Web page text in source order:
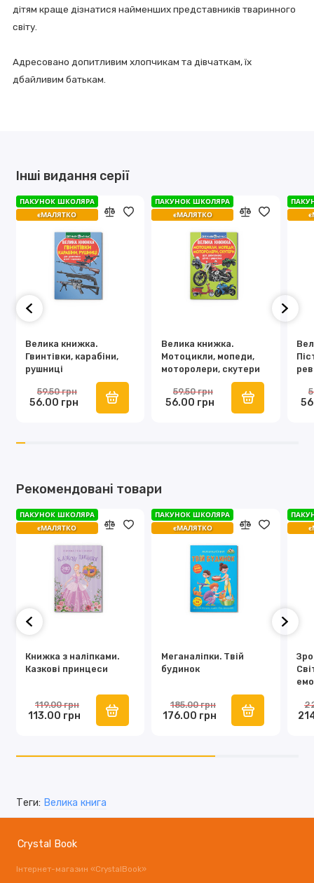
дітям краще дізнатися найменших представників тваринного
світу.
Адресовано допитливим хлопчикам та дівчаткам, їх
дбайливим батькам.
Інші видання серії
Велика книжка.
Гвинтівки, карабіни,
рушниці
ПАКУНОК ШКОЛЯРА
єМАЛЯТКО
ПАКУНОК ШКОЛЯРА
єМАЛЯТКО
56.00 грн
59.50 грн
Велика книжка.
Мотоцикли, мопеди,
моторолери, скутери
ПАКУНОК ШКОЛЯРА
єМАЛЯТКО
ПАКУНОК ШКОЛЯРА
єМАЛЯТКО
56.00 грн
59.50 грн
Рекомендовані товари
Книжка з наліпками.
Казкові принцеси
ПАКУНОК ШКОЛЯРА
єМАЛЯТКО
113.00 грн
119.00 грн
Меганаліпки. Твій
будинок
ПАКУНОК ШКОЛЯРА
єМАЛЯТКО
176.00 грн
185.00 грн
Теги: Велика книга
Crystal Book
Інтернет-магазин «CrystalBook»